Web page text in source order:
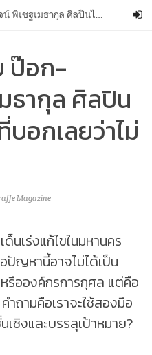
ทำความรู้จักกับ ป๊อก-ไพโรจน์ พิเชฐเมธากุล ศิลปินไทยในนิวยอร์กที่บอกเลยว่าไม่ธรรมดา
ป๊อก-
ธากุล ศิลปิน
อกเลยว่าไม่
Magazine
เร่งแก้ไขในมหานคร
ญหานี้อาจไม่ได้เป็น
รือองค์กรการกุศล แต่คือ
ถามคือเราจะใช้สองมือ
เชิงและบรรลุเป้าหมาย?